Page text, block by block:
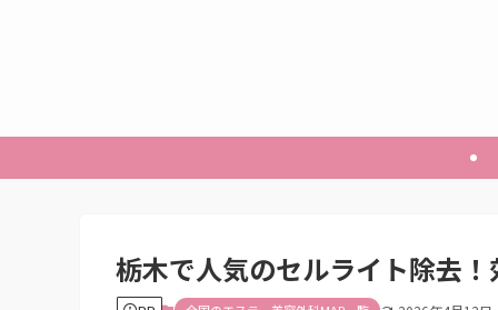
栃木で人気のセルライト除去